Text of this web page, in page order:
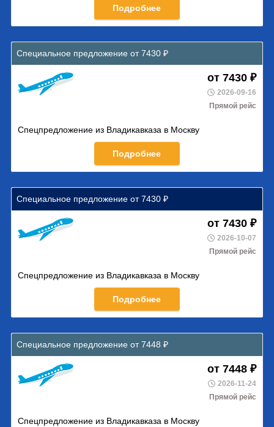
Подробнее
Специальное предложение от 7430 ₽
от 7430 ₽
2026-09-16
Прямой рейс
Спецпредложение из Владикавказа в Москву
Подробнее
Специальное предложение от 7430 ₽
от 7430 ₽
2026-10-07
Прямой рейс
Спецпредложение из Владикавказа в Москву
Подробнее
Специальное предложение от 7448 ₽
от 7448 ₽
2026-11-24
Прямой рейс
Спецпредложение из Владикавказа в Москву